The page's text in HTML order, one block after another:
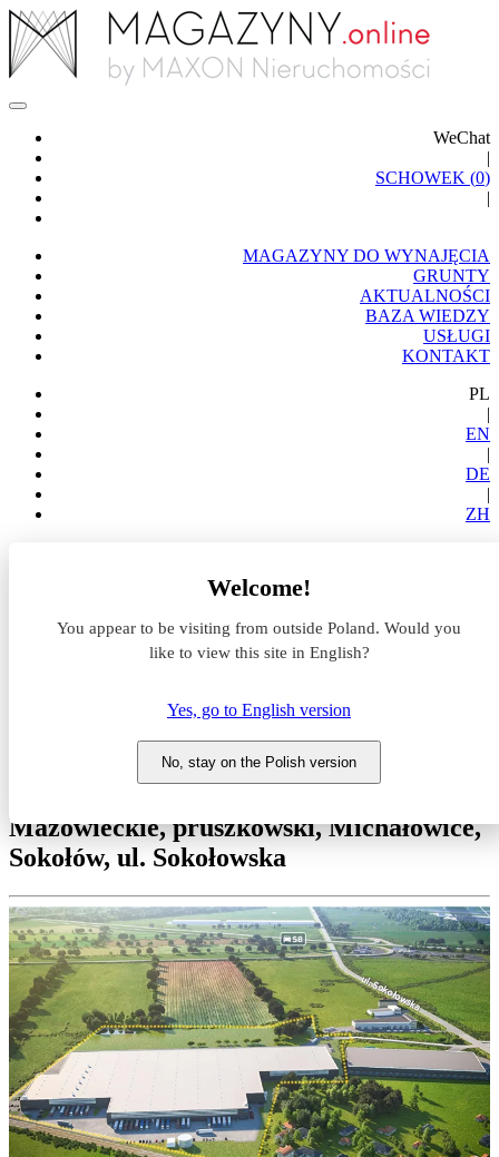
WeChat
|
SCHOWEK (0)
|
MAGAZYNY DO WYNAJĘCIA
GRUNTY
AKTUALNOŚCI
BAZA WIEDZY
USŁUGI
KONTAKT
PL
|
EN
|
DE
|
ZH
Welcome!
You appear to be visiting from outside Poland. Would you
like to view this site in English?
Yes, go to English version
No, stay on the Polish version
Michałowice
Magazyn do wynajęcia
Hillwood Janki II
Mazowieckie, pruszkowski, Michałowice,
Sokołów, ul. Sokołowska